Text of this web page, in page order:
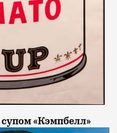
«Кэмпбелл»